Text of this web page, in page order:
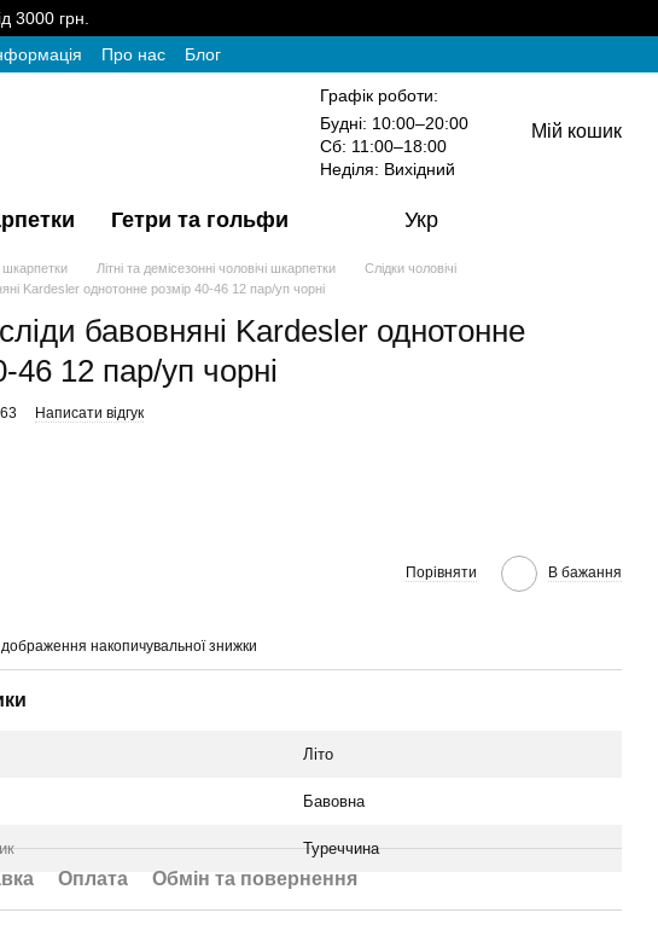
3000 грн.
Про нас Блог
Графік роботи:
Будні: 10:00–20:00
Сб: 11:00–18:00
Неділя: Вихідний
Мій кошик
Гетри та гольфи Укр
шкарпетки Літні та демісезонні чоловічі шкарпетки
Слідки чоловічі
Kardesler однотонне розмір 40-46 12 пар/уп чорні
бавовняні Kardesler однотонне
46 12 пар/уп чорні
Написати відгук
Порівняти В бажання
накопичувальної знижки
Літо
Бавовна
Туреччина
Оплата Обмін та повернення